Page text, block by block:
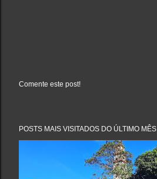
a
u
Comente este post!
POSTS MAIS VISITADOS DO ÚLTIMO MÊS